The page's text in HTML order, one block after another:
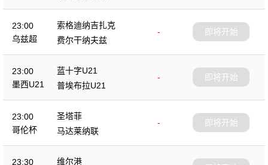
23:00
乌兹超
索格迪纳吉扎克
-
费尔干纳夫兹
即将开始
23:00
墨西U21
蓝十字U21
-
普埃布拉U21
即将开始
23:00
哥伦杯
圣塔菲
-
马达莱纳联
即将开始
23:30 维尔港